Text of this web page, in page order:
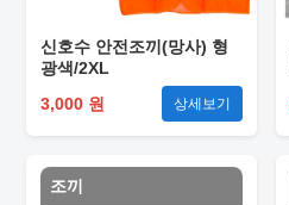
신호수 안전조끼(망사) 형
광색/2XL
3,000 원
상세보기
조끼